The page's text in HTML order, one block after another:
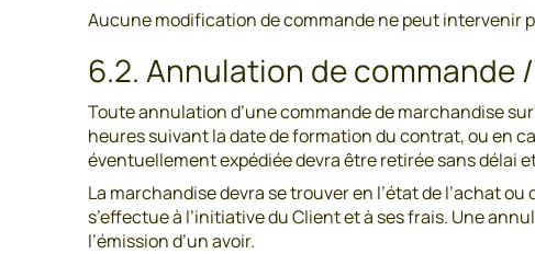
Aucune modification de commande ne peut intervenir
6.2. Annulation de commande
Toute annulation d’une commande de marchandise
heures suivant la date de formation du contrat, ou en
éventuellement expédiée devra être retirée sans délai
La marchandise devra se trouver en l’état de l’achat
s’effectue à l’initiative du Client et à ses frais. Une
l’émission d’un avoir.